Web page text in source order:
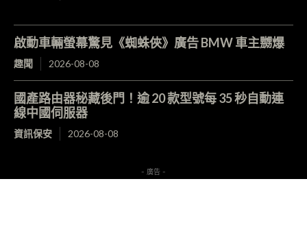
啟動車輛螢幕驚見《蜘蛛俠》廣告 BMW 車主嬲爆
趣聞 2026-08-08
國產路由器秘藏後門！逾 20 款型號每 35 秒自動連
線中國伺服器
資訊保安 2026-08-08
- 廣告 -